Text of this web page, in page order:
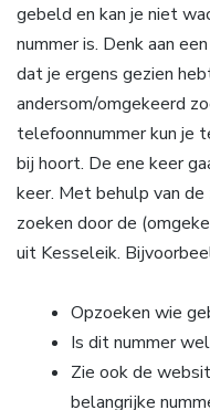
gebeld en kan je niet
nummer is. Denk aan
dat je ergens gezien
andersom/omgekeerd
telefoonnummer kun je
bij hoort. De ene keer
keer. Met behulp van
zoeken door de
uit Kesseleik.
Opzoeken wie
Is dit nummer
Zie ook de
belangrijke